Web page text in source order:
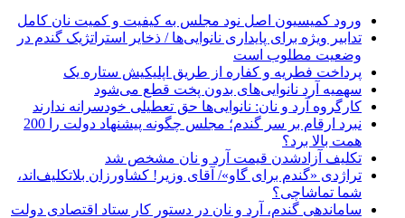
ورود کمیسیون اصل نود مجلس به کیفیت و کمیت نان کامل
تدابیر ویژه برای پایداری نانوایی‌ها / ذخایر استراتژیک گندم در
وضعیت مطلوب است
پرداخت فطریه و کفاره از طریق اپلیکیش ستاره یک
سهمیه آرد نانوایی‌های بدون پخت قطع می‌شود
کارگروه آرد و نان: نانوایی‌ها حق تعطیلی خودسرانه ندارند
نبرد ارقام بر سر گندم؛ مجلس چگونه پیشنهاد دولت را 200
همت بالا برد؟
تکلیف آزادشدن قیمت آرد و نان مشخص شد
تراژدی «گندم برای گاو»/ آقای وزیر! کشاورزان بلاتکلیف‌اند،
شما تماشاچی؟
ساماندهی گندم، آرد و نان در دستور کار ستاد اقتصادی دولت